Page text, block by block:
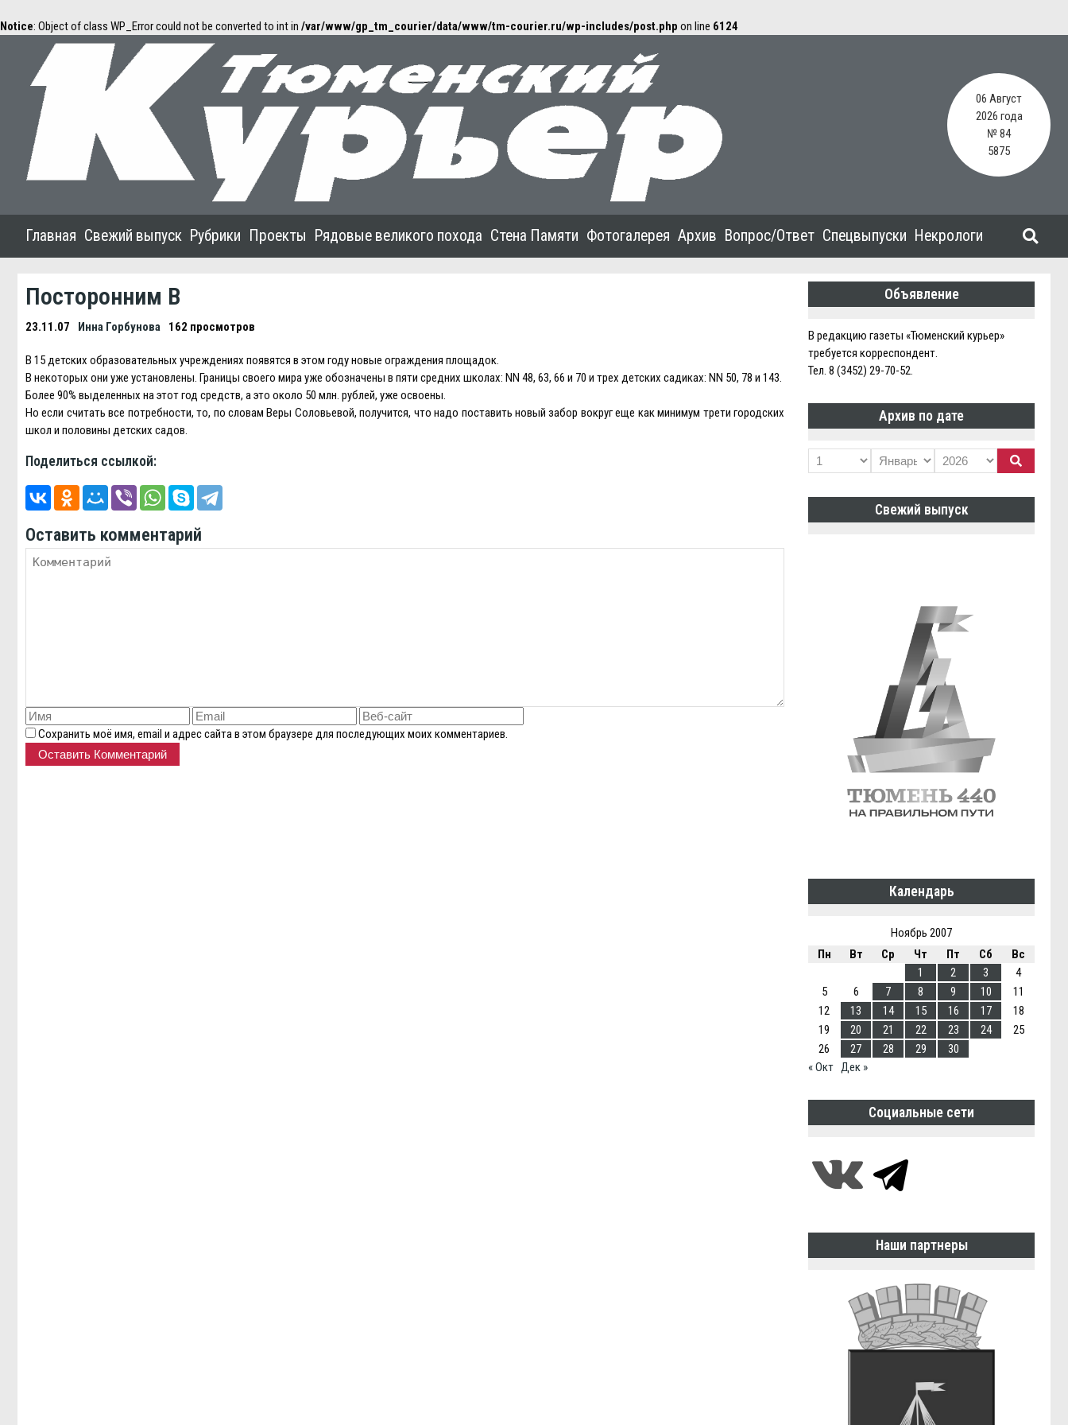
Notice: Object of class WP_Error could not be converted to int in /var/www/gp_tm_courier/data/www/tm-courier.ru/wp-includes/post.php on line 6124
06 Август
2026 года
№ 84
5875
Главная Свежий выпуск Рубрики Проекты Рядовые великого похода Стена Памяти Фотогалерея Архив Вопрос/Ответ Спецвыпуски Некрологи
Посторонним В
23.11.07 Инна Горбунова 162 просмотров
В 15 детских образовательных учреждениях появятся в этом году новые ограждения площадок.
В некоторых они уже установлены. Границы своего мира уже обозначены в пяти средних школах: NN 48, 63, 66 и 70 и трех детских садиках: NN 50, 78 и 143.
Более 90% выделенных на этот год средств, а это около 50 млн. рублей, уже освоены.
Но если считать все потребности, то, по словам Веры Соловьевой, получится, что надо поставить новый забор вокруг еще как минимум трети городских
школ и половины детских садов.
Поделиться ссылкой:
Оставить комментарий
Сохранить моё имя, email и адрес сайта в этом браузере для последующих моих комментариев.
Объявление
В редакцию газеты «Тюменский курьер»
требуется корреспондент.
Тел. 8 (3452) 29-70-52.
Архив по дате
Свежий выпуск
Календарь
Ноябрь 2007
Пн
Вт Ср Чт Пт Сб
Вс
1
2 3
4
5
6 7 8 9 10
11
12
13 14 15 16 17
18
19
20 21 22 23 24
25
26
27 28 29
30
« Окт Дек »
Социальные сети
Наши партнеры